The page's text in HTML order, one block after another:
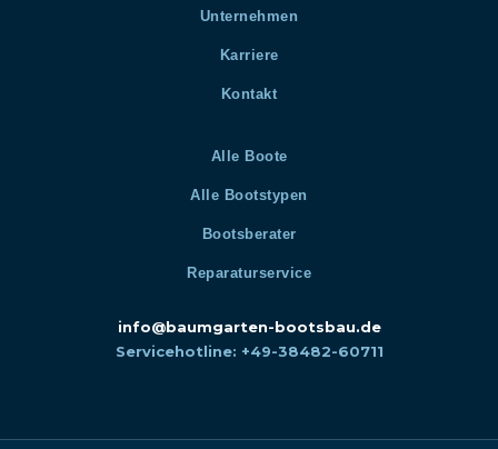
Alle Boote
Alle Bootstypen
Bootsberater
Reparaturservice
Unternehmen
Karriere
Kontakt
info@baumgarten-bootsbau.de
Servicehotline: +49-38482-60711